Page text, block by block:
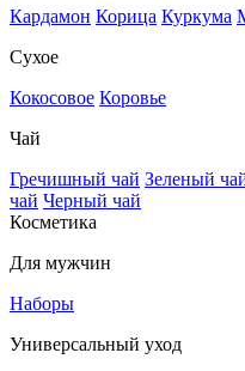
Кардамон Корица Куркума
Сухое
Кокосовое Коровье
Чай
Гречишный чай Зеленый
чай Черный чай
Косметика
Для мужчин
Наборы
Универсальный уход